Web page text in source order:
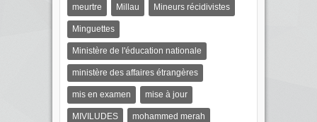
meurtre Millau Mineurs récidivistes
Minguettes
Ministère de l'éducation nationale
ministère des affaires étrangères
mis en examen mise à jour
MIVILUDES mohammed merah